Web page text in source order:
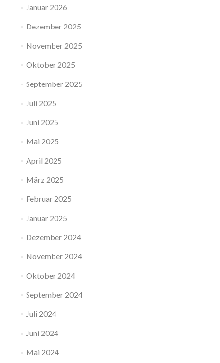
Januar 2026
Dezember 2025
November 2025
Oktober 2025
September 2025
Juli 2025
Juni 2025
Mai 2025
April 2025
März 2025
Februar 2025
Januar 2025
Dezember 2024
November 2024
Oktober 2024
September 2024
Juli 2024
Juni 2024
Mai 2024